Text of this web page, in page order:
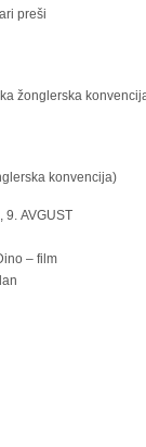
preši
žonglerska
konvencija)
9. AVGUST
– film